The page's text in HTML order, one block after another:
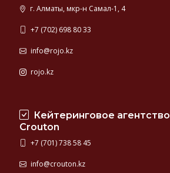
г. Алматы, мкр-н Самал-1, 4
+7 (702) 698 80 33
info@rojo.kz
rojo.kz
Кейтеринговое агентство
Crouton
+7 (701) 738 58 45
info@crouton.kz